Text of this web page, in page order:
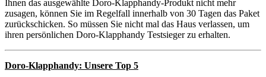
Ihnen das ausgewählte Doro-Klapphandy-Produkt nicht mehr
zusagen, können Sie im Regelfall innerhalb von 30 Tagen das Paket
zurückschicken. So müssen Sie nicht mal das Haus verlassen, um
ihren persönlichen Doro-Klapphandy Testsieger zu erhalten.
Doro-Klapphandy: Unsere Top 5